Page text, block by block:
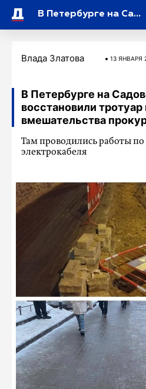
В Петербурге на Садовой улице восстановили тротуар после вмешательства прокуратуры
Влада Златова 13 ЯНВАРЯ
В Петербурге на
восстановили тротуар
вмешательства
Там проводились работы
электрокабеля